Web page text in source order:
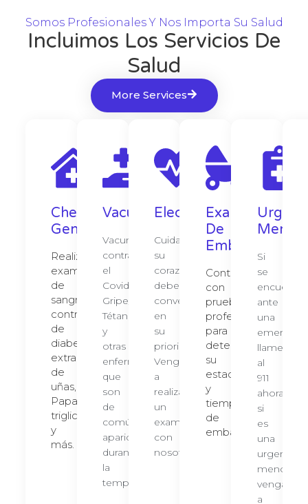
Somos Profesionales Y Nos Importa Su Salud
Incluimos Los Servicios De
Salud
More Services
Chequeo
General
Realizamos
examen
de
sangre,
control
de
diabetes,
extracción
de
uñas,
Papanicolau,
triglicéridos
y
más.
Vacunación
Vacunamos
contra
el
Covid19,
Gripe/Flu,
Tétano
y
otras
enfermedades
que
son
de
común
aparición
durante
la
temporada
Electrocardiograma
Cuidar
su
corazón
debe
convertirse
en
su
prioridad.
Venga
a
realizarse
un
examen
con
nosotros.
Examen
De
Embarazo​​
Contamos
con
pruebas
profesionales
para
determinar
su
estado
y
tiempo
de
embarazo.
Si
se
encuentra
ante
una
llame
al
911
ahora,
si
es
una
urgencia
menor
venga
a